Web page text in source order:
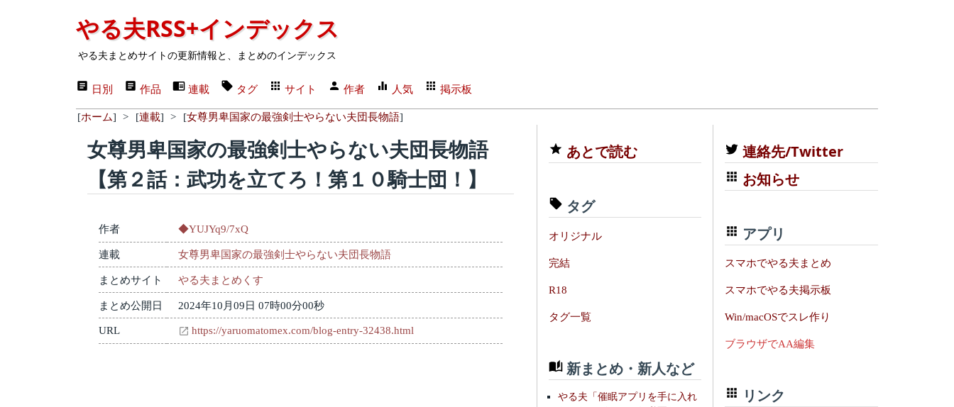
やる夫RSS+インデックス
やる夫まとめサイトの更新情報と、まとめのインデックス
日別 作品 連載 タグ サイト 作者 人気 掲示板
[ホーム] > [連載] > [女尊男卑国家の最強剣士やらない夫団長物語]
女尊男卑国家の最強剣士やらない夫団長物語
【第２話：武功を立てろ！第１０騎士団！】
作者 ◆YUJYq9/7xQ
連載 女尊男卑国家の最強剣士やらない夫団長物語
まとめサイト やる夫まとめくす
まとめ公開日 2024年10月09日 07時00分00秒
URL https://yaruomatomex.com/blog-entry-32438.html
あとで読む
タグ
オリジナル
完結
R18
タグ一覧
新まとめ・新人など
やる夫「催眠アプリを手に入れ
連絡先/Twitter
お知らせ
アプリ
スマホでやる夫まとめ
スマホでやる夫掲示板
Win/macOSでスレ作り
ブラウザでAA編集
リンク